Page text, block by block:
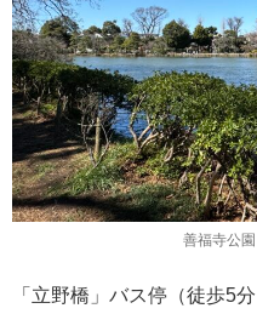
善福寺公
「立野橋」バス停（徒歩5